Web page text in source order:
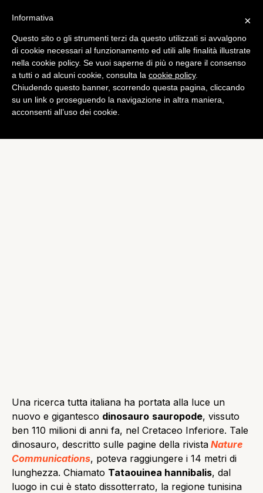
Curiosità
Nuova specie di dinosauro
scoperta da ricercatori
italiani
diAlessandro Moretti
Una ricerca tutta italiana ha portata alla luce un
nuovo e gigantesco dinosauro sauropode, vissuto
ben 110 milioni di anni fa, nel Cretaceo Inferiore. Tale
dinosauro, descritto sulle pagine della rivista Nature
Communications, poteva raggiungere i 14 metri di
lunghezza. Chiamato Tataouinea hannibalis, dal
luogo in cui è stato dissotterrato, la regione tunisina
×
Informativa
Questo sito o gli strumenti terzi da questo utilizzati si avvalgono
di cookie necessari al funzionamento ed utili alle finalità illustrate
nella cookie policy. Se vuoi saperne di più o negare il consenso
a tutti o ad alcuni cookie, consulta la cookie policy.
Chiudendo questo banner, scorrendo questa pagina, cliccando
su un link o proseguendo la navigazione in altra maniera,
acconsenti all’uso dei cookie.